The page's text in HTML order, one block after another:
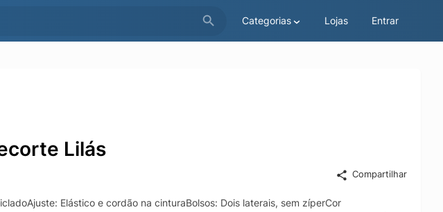
Categorias Lojas Entrar
Lilás
Compartilhar
Elástico e cordão na cinturaBolsos: Dois laterais, sem zíperCor